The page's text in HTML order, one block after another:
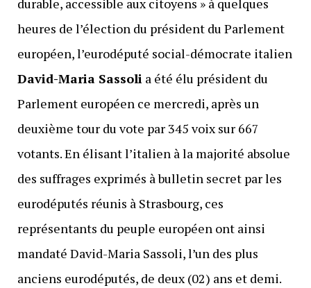
durable, accessible aux citoyens » à quelques
heures de l’élection du président du Parlement
européen, l’eurodéputé social-démocrate italien
David-Maria Sassolia été élu président du
Parlement européen ce mercredi, après un
deuxième tour du vote par 345 voix sur 667
votants. En élisant l’italien à la majorité absolue
des suffrages exprimés à bulletin secret par les
eurodéputés réunis à Strasbourg, ces
représentants du peuple européen ont ainsi
mandaté David-Maria Sassoli, l’un des plus
anciens eurodéputés, de deux (02) ans et demi.